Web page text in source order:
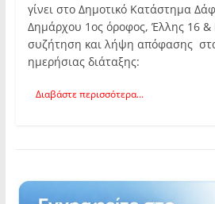
γίνει στο Δημοτικό Κατάστημα
Δημάρχου 1ος όροφος, Έλλης 16 &
συζήτηση και λήψη απόφασης
ημερήσιας διάταξης:
Διαβάστε περισσότερα...